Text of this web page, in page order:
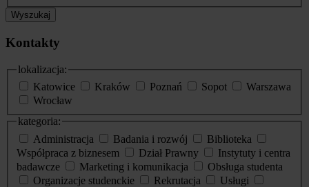
Wyszukaj
Kontakty
lokalizacja:
Katowice
Kraków Poznań Sopot
Warszawa
Wrocław
kategoria:
Administracja
Badania i rozwój
Biblioteka
Współpraca z biznesem
Dział Prawny
Instytuty i centra
badawcze
Marketing i komunikacja
Obsługa studenta
Organizacje studenckie
Rekrutacja
Usługi